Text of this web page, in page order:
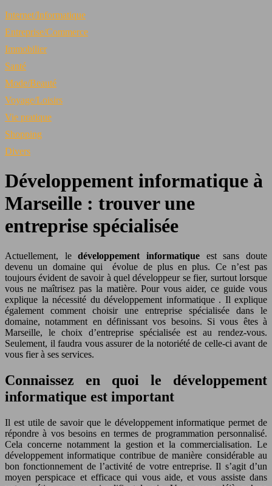
Internet/Informatique
Entreprise/Commerce
Immobilier
Santé
Mode/Beauté
Voyage/Loisirs
Vie pratique
Shopping
Divers
Développement informatique à
Marseille : trouver une
entreprise spécialisée
Actuellement, ledéveloppement informatique est sans doute
devenu un domaine qui évolue de plus en plus. Ce n’est pas
toujours évident de savoir à quel développeur se fier, surtout lorsque
vous ne maîtrisez pas la matière. Pour vous aider, ce guide vous
explique la nécessité du développement informatique . Il explique
également comment choisir une entreprise spécialisée dans le
domaine, notamment en définissant vos besoins. Si vous êtes à
Marseille, le choix d’entreprise spécialisée est au rendez-vous.
Seulement, il faudra vous assurer de la notoriété de celle-ci avant de
vous fier à ses services.
Connaissez en quoi le développement
informatique est important
Il est utile de savoir que le développement informatique permet de
répondre à vos besoins en termes de programmation personnalisé.
Cela concerne notamment la gestion et la commercialisation. Le
développement informatique contribue de manière considérable au
bon fonctionnement de l’activité de votre entreprise. Il s’agit d’un
moyen perspicace et efficace qui vous aide, et vous assiste dans